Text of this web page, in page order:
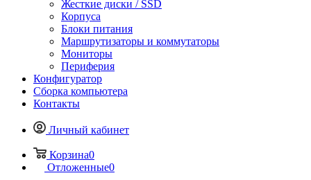
Жесткие диски / SSD
Корпуса
Блоки питания
Маршрутизаторы и коммутаторы
Мониторы
Периферия
Конфигуратор
Сборка компьютера
Контакты
Личный кабинет
Корзина0
Отложенные0